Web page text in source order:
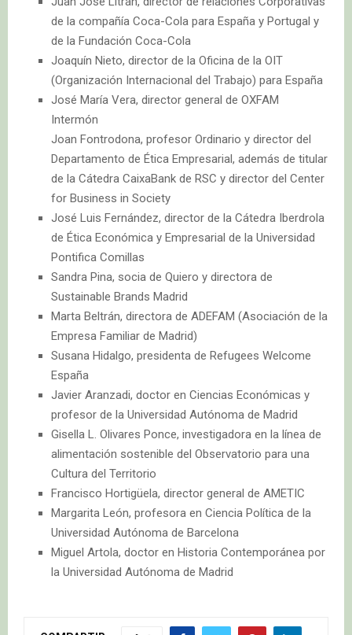
de la compañía Coca-Cola para España y Portugal y
de la Fundación Coca-Cola
Joaquín Nieto, director de la Oficina de la OIT
(Organización Internacional del Trabajo) para España
José María Vera, director general de OXFAM
Intermón
Joan Fontrodona, profesor Ordinario y director del
Departamento de Ética Empresarial, además de titular
de la Cátedra CaixaBank de RSC y director del Center
for Business in Society
José Luis Fernández, director de la Cátedra Iberdrola
de Ética Económica y Empresarial de la Universidad
Pontifica Comillas
Sandra Pina, socia de Quiero y directora de
Sustainable Brands Madrid
Marta Beltrán, directora de ADEFAM (Asociación de la
Empresa Familiar de Madrid)
Susana Hidalgo, presidenta de Refugees Welcome
España
Javier Aranzadi, doctor en Ciencias Económicas y
profesor de la Universidad Autónoma de Madrid
Gisella L. Olivares Ponce, investigadora en la línea de
alimentación sostenible del Observatorio para una
Cultura del Territorio
Francisco Hortigüela, director general de AMETIC
Margarita León, profesora en Ciencia Política de la
Universidad Autónoma de Barcelona
Miguel Artola, doctor en Historia Contemporánea por
la Universidad Autónoma de Madrid